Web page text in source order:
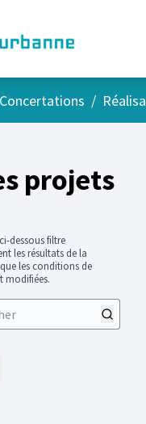
principal
Concertations /
projets
dessous filtre
les résultats de la
les conditions de
modifiées.